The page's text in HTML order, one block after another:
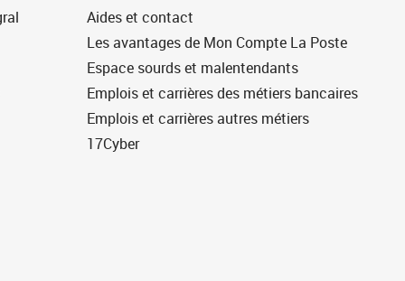
Aides et contact
Les avantages de Mon Compte La Poste
Espace sourds et malentendants
Emplois et carrières des métiers bancaires
Emplois et carrières autres métiers
17Cyber